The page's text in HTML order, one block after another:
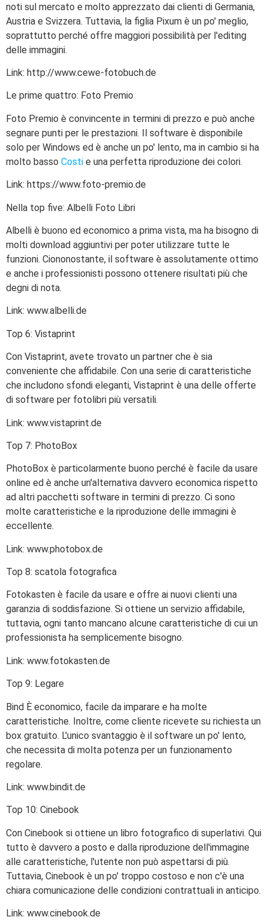
noti sul mercato e molto apprezzato dai clienti di Germania,
Austria e Svizzera. Tuttavia, la figlia Pixum è un po' meglio,
soprattutto perché offre maggiori possibilità per l'editing
delle immagini.
Link: http://www.cewe-fotobuch.de
Le prime quattro: Foto Premio
Foto Premio è convincente in termini di prezzo e può anche
segnare punti per le prestazioni. Il software è disponibile
solo per Windows ed è anche un po' lento, ma in cambio si ha
molto basso Costi e una perfetta riproduzione dei colori.
Link: https://www.foto-premio.de
Nella top five: Albelli Foto Libri
Albelli è buono ed economico a prima vista, ma ha bisogno di
molti download aggiuntivi per poter utilizzare tutte le
funzioni. Ciononostante, il software è assolutamente ottimo
e anche i professionisti possono ottenere risultati più che
degni di nota.
Link: www.albelli.de
Top 6: Vistaprint
Con Vistaprint, avete trovato un partner che è sia
conveniente che affidabile. Con una serie di caratteristiche
che includono sfondi eleganti, Vistaprint è una delle offerte
di software per fotolibri più versatili.
Link: www.vistaprint.de
Top 7: PhotoBox
PhotoBox è particolarmente buono perché è facile da usare
online ed è anche un'alternativa davvero economica rispetto
ad altri pacchetti software in termini di prezzo. Ci sono
molte caratteristiche e la riproduzione delle immagini è
eccellente.
Link: www.photobox.de
Top 8: scatola fotografica
Fotokasten è facile da usare e offre ai nuovi clienti una
garanzia di soddisfazione. Si ottiene un servizio affidabile,
tuttavia, ogni tanto mancano alcune caratteristiche di cui un
professionista ha semplicemente bisogno.
Link: www.fotokasten.de
Top 9: Legare
Bind È economico, facile da imparare e ha molte
caratteristiche. Inoltre, come cliente ricevete su richiesta un
box gratuito. L'unico svantaggio è il software un po' lento,
che necessita di molta potenza per un funzionamento
regolare.
Link: www.bindit.de
Top 10: Cinebook
Con Cinebook si ottiene un libro fotografico di superlativi. Qui
tutto è davvero a posto e dalla riproduzione dell'immagine
alle caratteristiche, l'utente non può aspettarsi di più.
Tuttavia, Cinebook è un po' troppo costoso e non c'è una
chiara comunicazione delle condizioni contrattuali in anticipo.
Link: www.cinebook.de